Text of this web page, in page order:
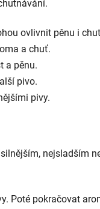
ovlivnit pěnu i
a chuť.
a pěnu.
pivo.
pivy.
nejsladším
Poté pokračovat